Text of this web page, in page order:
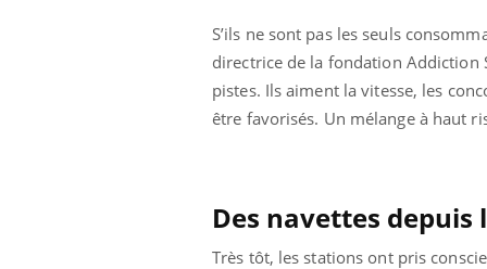
S’ils ne sont pas les seuls
directrice de la fondation Addiction
pistes. Ils aiment la vitesse, les
être favorisés. Un mélange à haut
Des navettes depuis
Très tôt, les stations ont pris